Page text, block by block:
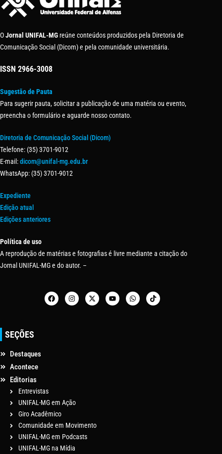
OJornal UNIFAL-MG reúne conteúdos produzidos pela Diretoria de
Comunicação Social (Dicom) e pela comunidade universitária.
ISSN 2966-3008
Sugestão de Pauta
Para sugerir pauta, solicitar a publicação de uma matéria ou evento,
preencha o formulário e aguarde nosso contato.
Diretoria de Comunicação Social (Dicom)
Telefone: (35) 3701-9012
E-mail:dicom@unifal-mg.edu.br
WhatsApp: (35) 3701-9012
Expediente
Edição atual
Edições anteriores
Política de uso
A reprodução de matérias e fotografias é livre mediante a citação do
Jornal UNIFAL-MG e do autor. –
SEÇÕES
Destaques
Acontece
Editorias
Entrevistas
UNIFAL-MG em Ação
Giro Acadêmico
Comunidade em Movimento
UNIFAL-MG em Podcasts
UNIFAL-MG na Mídia